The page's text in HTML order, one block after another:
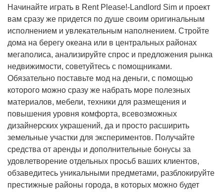
Начинайте играть в Rent Please!-Landlord Sim и проект
вам сразу же придется по душе своим оригинальным
исполнением и увлекательным наполнением. Стройте
дома на берегу океана или в центральных районах
мегаполиса, анализируйте спрос и предложения рынка
недвижимости, советуйтесь с помощниками.
Обязательно поставьте мод на деньги, с помощью
которого можно сразу же набрать море полезных
материалов, мебели, техники для размещения и
повышения уровня комфорта, всевозможных
дизайнерских украшений, да и просто расширить
земельные участки для экспериментов. Получайте
средства от аренды и дополнительные бонусы за
удовлетворение отдельных просьб ваших клиентов,
обзаведитесь уникальными предметами, разблокируйте
престижные районы города, в которых можно будет